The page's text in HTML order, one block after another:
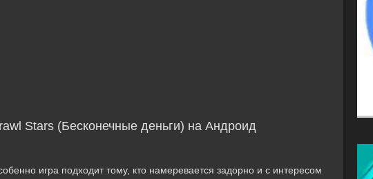
Stars (Бесконечные деньги) на Андроид
игра подходит тому, кто намеревается задорно и с интересом